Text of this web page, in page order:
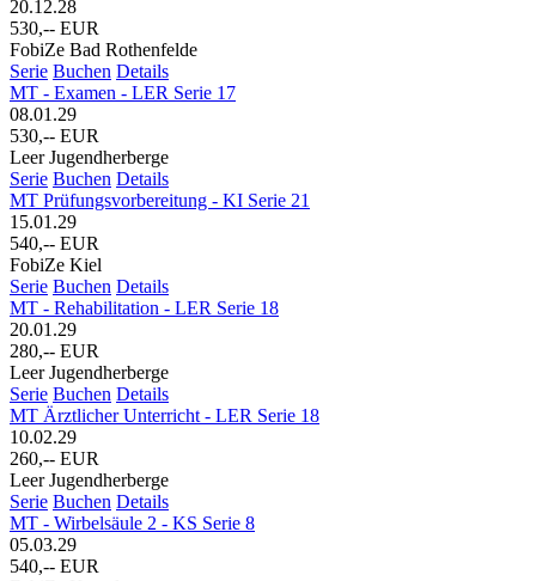
20.12.28
530,-- EUR
FobiZe Bad Rothenfelde
Serie Buchen Details
MT - Examen - LER Serie 17
08.01.29
530,-- EUR
Leer Jugendherberge
Serie Buchen Details
MT Prüfungsvorbereitung - KI Serie 21
15.01.29
540,-- EUR
FobiZe Kiel
Serie Buchen Details
MT - Rehabilitation - LER Serie 18
20.01.29
280,-- EUR
Leer Jugendherberge
Serie Buchen Details
MT Ärztlicher Unterricht - LER Serie 18
10.02.29
260,-- EUR
Leer Jugendherberge
Serie Buchen Details
MT - Wirbelsäule 2 - KS Serie 8
05.03.29
540,-- EUR